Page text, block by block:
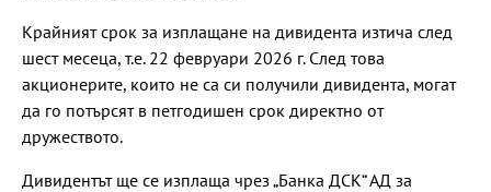
Крайният срок за изплащане на дивидента изтича след
шест месеца, т.е. 22 февруари 2026 г. След това
акционерите, които не са си получили дивидента, могат
да го потърсят в петгодишен срок директно от
дружеството.
Дивидентът ще се изплаща чрез „Банка ДСК“ АД за